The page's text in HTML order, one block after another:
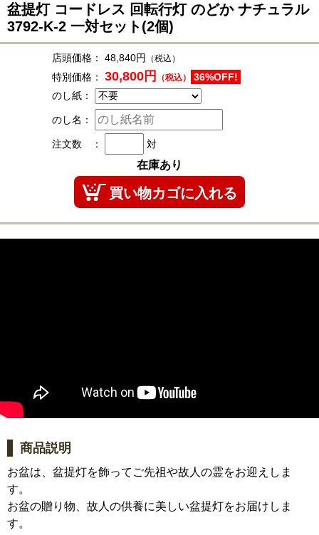
盆提灯 コードレス 回転行灯 のどか ナチュラル
3792-K-2 一対セット(2個)
店頭価格： 48,840円 （税込）
特別価格： 30,800円 （税込）
36%OFF!
のし紙：
のし名：
注文数 ： 対
在庫あり
商品説明
お盆は、盆提灯を飾ってご先祖や故人の霊をお迎えしま
す。
お盆の贈り物、故人の供養に美しい盆提灯をお届けしま
す。